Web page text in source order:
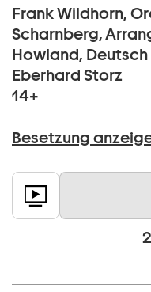
Frank Wildhorn,
Scharnberg,
Howland, Deutsch
Eberhard Storz
14+
Besetzung